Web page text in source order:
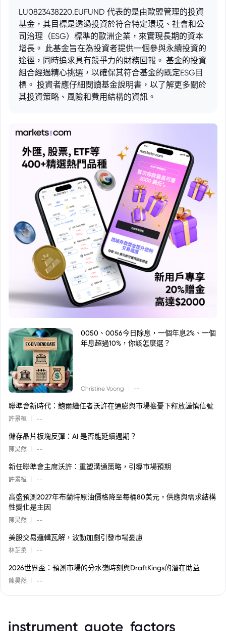
LU0823438220.EUFUND 代表的是由歐盟管理的投資
基金，其目標是透過投資於符合特定環境、社會和公
司治理（ESG）標準的歐洲企業，來實現長期的資本
增長。 此基金旨在為投資者提供一個參與永續投資的
途徑，同時追求具有競爭力的財務回報。 基金的投資
組合經過精心挑選，以確保其符合基金的既定ESG目
標。 投資者應仔細閱讀基金說明書，以了解更多關於
其投資策略、風險和費用結構的資訊。
0050、0056今日除息，一個年息2%、一個
年息超過10%，你該怎麼選？
Christine Voong --
聯準會新時代：鮑爾繼任者沃許在通膨與市場擔憂下釋放謹慎信號
許景桓 --
儲存晶片板塊反彈：AI 是否能延續週期？
陳昊然 --
新任聯準會主席沃許：重塑溝通策略，引導市場預期
許景桓 --
高盛預測2027年布蘭特原油價格降至每桶80美元，供應與需求結構
性變化是主因
陳昊然 --
美股交易邏輯瓦解，波動加劇引發市場憂慮
林芷柔 --
2026世界盃：預測市場的分水嶺時刻與DraftKings的潛在助益
陳昊然 --
instrument_quote_factors